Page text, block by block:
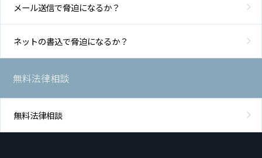
メール送信で脅迫になるか？
ネットの書込で脅迫になるか？
無料法律相談
無料法律相談